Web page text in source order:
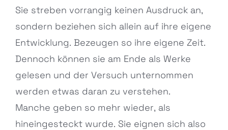
Sie streben vorrangig keinen Ausdruck an,
sondern beziehen sich allein auf ihre eigene
Entwicklung. Bezeugen so ihre eigene Zeit.
Dennoch können sie am Ende als Werke
gelesen und der Versuch unternommen
werden etwas daran zu verstehen.
Manche geben so mehr wieder, als
hineingesteckt wurde. Sie eignen sich also